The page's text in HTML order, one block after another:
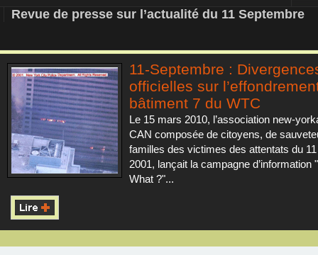
REOPEN911 – NEWS
Revue de presse sur l’actualité du 11 Septembre
11-Septembre :
officielles sur
bâtiment 7 du WTC
Le 15 mars 2010, l’association new-
CAN composée de citoyens, de
familles des victimes des attentats du
2001, lançait la campagne d’information
What ?"...